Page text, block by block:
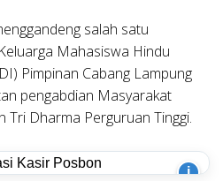
salah satu
Mahasiswa Hindu
Pimpinan Cabang Lampung
pengabdian Masyarakat
Tri Dharma Perguruan Tinggi.
i